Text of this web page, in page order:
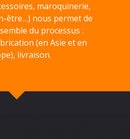
maroquinerie,
être…) nous permet de
du processus :
(en Asie et en
livraison.